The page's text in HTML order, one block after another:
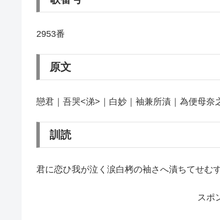
2953番
原文
戀君｜吾哭<涕>｜白妙｜袖兼所漬｜為便母奈
訓読
君に恋ひ我が泣く涙白栲の袖さへ漬ちてせむ
スポ